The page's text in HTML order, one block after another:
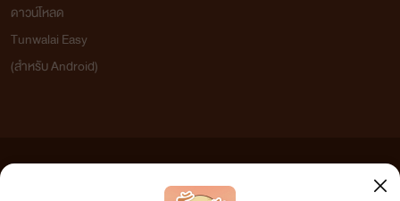
ดาวน์โหลด
Tunwalai Easy
(สำหรับ Android)
เว็บไซต์แห่งนี้ไม่ได้เห็นด้วยและไม่ขอรับผิดชอบต่อข้อความใดๆ ทั้งสิ้น ดังนั้นผู้อ่านทุกท่านโปรดใช้